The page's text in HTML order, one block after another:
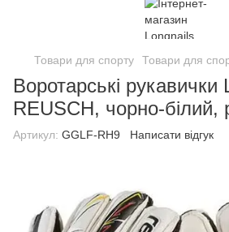
Товари для спорту Товари для
Воротарські
REUSCH, чорно-білий,
Артикул: GGLF-RH9 Написати відгук